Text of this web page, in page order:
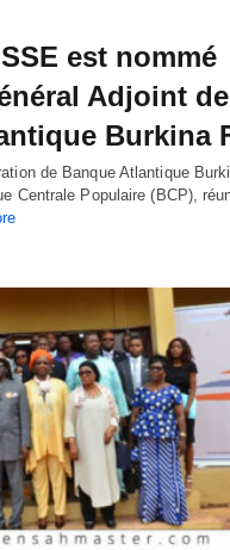
est nommé
Adjoint de
Burkina
de Banque Atlantique
Centrale Populaire (BCP),